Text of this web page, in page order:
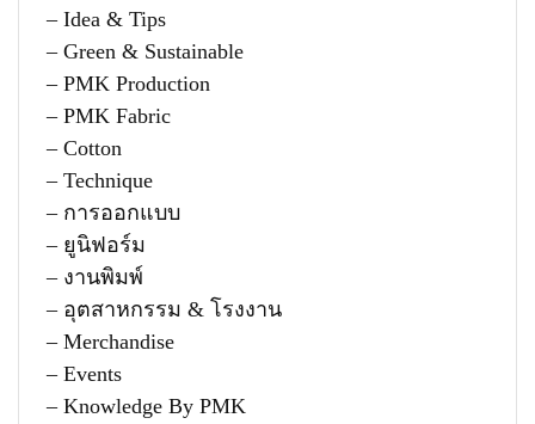
– Idea & Tips
– Green & Sustainable
– PMK Production
– PMK Fabric
– Cotton
– Technique
– การออกแบบ
– ยูนิฟอร์ม
– งานพิมพ์
– อุตสาหกรรม & โรงงาน
– Merchandise
– Events
– Knowledge By PMK